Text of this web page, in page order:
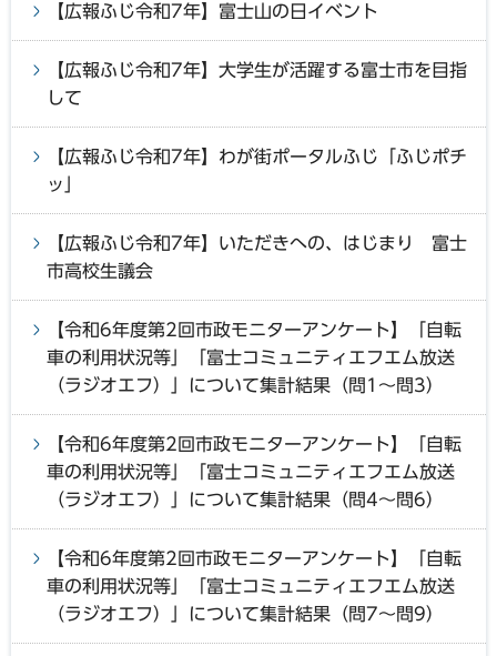
【広報ふじ令和7年】富士山の日イベント
【広報ふじ令和7年】大学生が活躍する富士市を目指
して
【広報ふじ令和7年】わが街ポータルふじ「ふじポチ
ッ」
【広報ふじ令和7年】いただきへの、はじまり 富士
市高校生議会
【令和6年度第2回市政モニターアンケート】「自転
車の利用状況等」「富士コミュニティエフエム放送
（ラジオエフ）」について集計結果（問1～問3）
【令和6年度第2回市政モニターアンケート】「自転
車の利用状況等」「富士コミュニティエフエム放送
（ラジオエフ）」について集計結果（問4～問6）
【令和6年度第2回市政モニターアンケート】「自転
車の利用状況等」「富士コミュニティエフエム放送
（ラジオエフ）」について集計結果（問7～問9）